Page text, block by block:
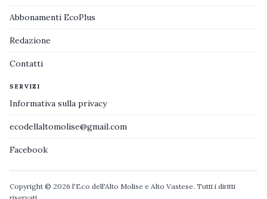
Abbonamenti EcoPlus
Redazione
Contatti
SERVIZI
Informativa sulla privacy
ecodellaltomolise@gmail.com
Facebook
Copyright © 2026 l'Eco dell'Alto Molise e Alto Vastese. Tutti i diritti